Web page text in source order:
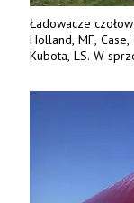
Ładowacze
Holland, MF,
Kubota, LS. W